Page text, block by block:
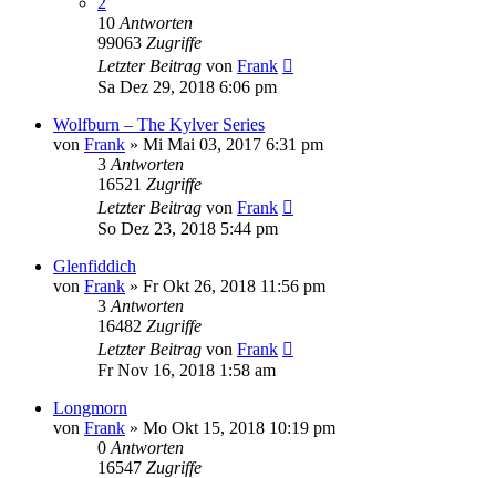
10 Antworten
99063 Zugriffe
Letzter Beitrag von Frank
Sa Dez 29, 2018 6:06 pm
Wolfburn – The Kylver Series
von Frank » Mi Mai 03, 2017 6:31 pm
3 Antworten
16521 Zugriffe
Letzter Beitrag von Frank
So Dez 23, 2018 5:44 pm
Glenfiddich
von Frank » Fr Okt 26, 2018 11:56 pm
3 Antworten
16482 Zugriffe
Letzter Beitrag von Frank
Fr Nov 16, 2018 1:58 am
Longmorn
von Frank » Mo Okt 15, 2018 10:19 pm
0 Antworten
16547 Zugriffe